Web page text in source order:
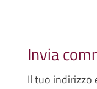
Invia
Il tuo indirizzo